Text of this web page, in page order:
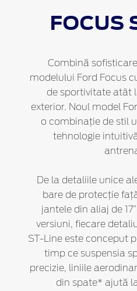
FOCUS
Combină
modelului Ford Focus
de sportivitate atât
exterior. Noul model
o combinație de stil
tehnologie
De la detaliile unice
bare de protecție
jantele din aliaj de
versiuni, fiecare
ST-Line este conceput
timp ce suspensia
precizie, liniile
din spate* ajută